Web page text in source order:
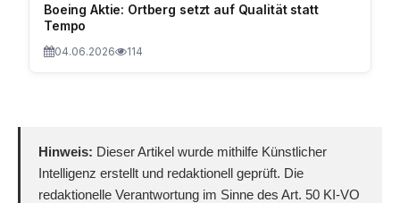
Boeing Aktie: Ortberg setzt auf Qualität statt
Tempo
04.06.2026 114
Hinweis: Dieser Artikel wurde mithilfe Künstlicher
Intelligenz erstellt und redaktionell geprüft. Die
redaktionelle Verantwortung im Sinne des Art. 50 KI-VO